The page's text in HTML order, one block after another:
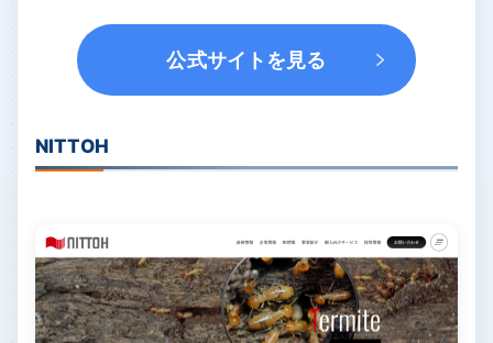
公式サイトを見る
NITTOH